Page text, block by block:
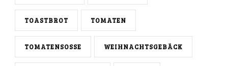
TOASTBROT TOMATEN
TOMATENSOSSE WEIHNACHTSGEBÄCK